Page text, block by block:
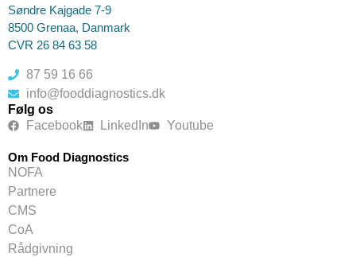
Søndre Kajgade 7-9
8500 Grenaa, Danmark
CVR 26 84 63 58
87 59 16 66
info@fooddiagnostics.dk
Følg os
Facebook
LinkedIn Youtube
Om Food Diagnostics
NOFA
Partnere
CMS
CoA
Rådgivning